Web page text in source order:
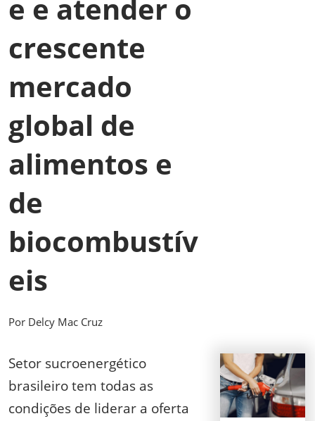
e e atender o
crescente
mercado
global de
alimentos e
de
biocombustív
eis
Por Delcy Mac Cruz
Setor sucroenergético
brasileiro tem todas as
condições de liderar a oferta